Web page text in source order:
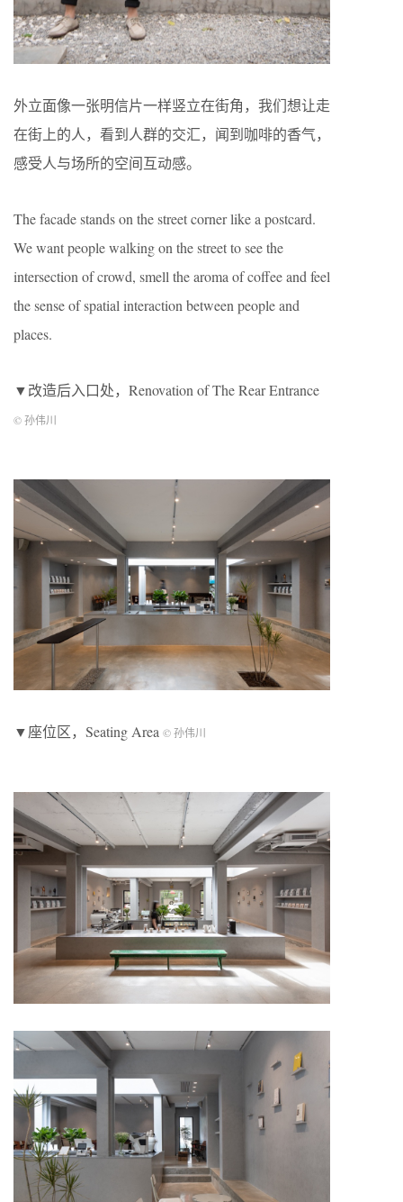
外立面像一张明信片一样竖立在街角，我们想让走
在街上的人，看到人群的交汇，闻到咖啡的香气，
感受人与场所的空间互动感。
The facade stands on the street corner like a postcard.
We want people walking on the street to see the
intersection of crowd, smell the aroma of coffee and feel
the sense of spatial interaction between people and
places.
▼改造后入口处，Renovation of The Rear Entrance
© 孙伟川
▼座位区，Seating Area © 孙伟川